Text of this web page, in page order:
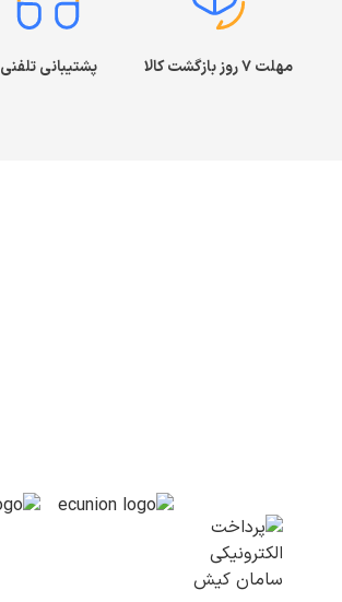
مهلت ۷ روز بازگشت کالا پشتیبانی تلفنی